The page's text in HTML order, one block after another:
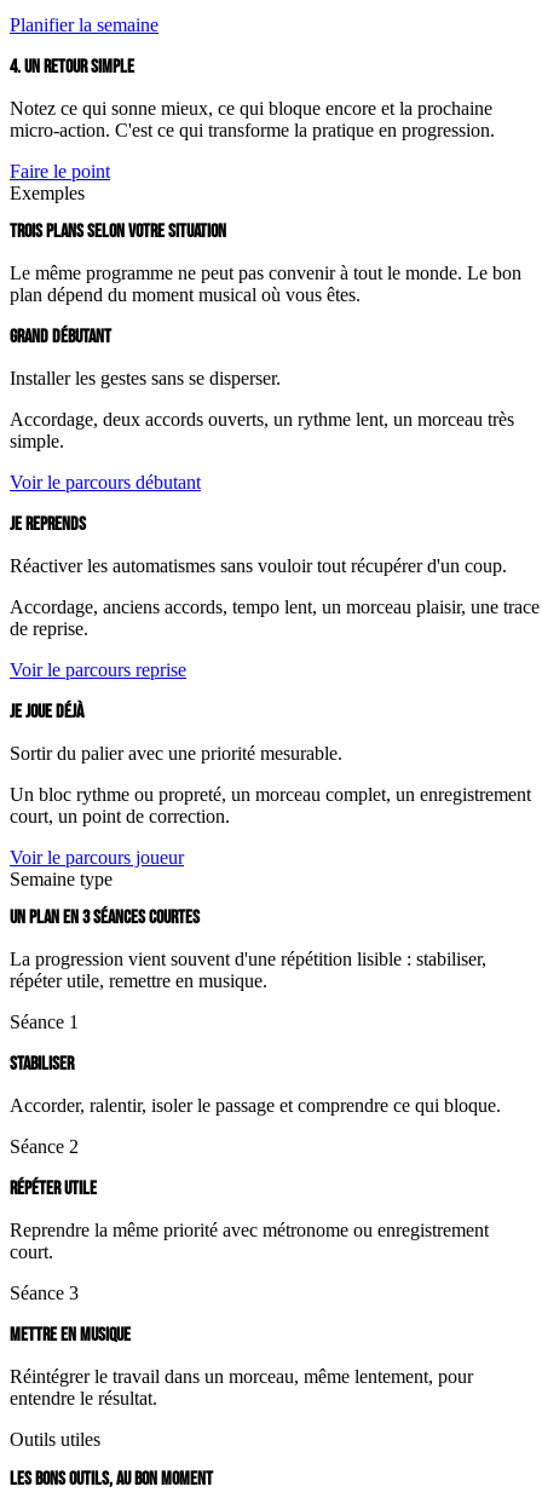
Planifier la semaine
4. UN RETOUR SIMPLE
Notez ce qui sonne mieux, ce qui bloque encore et la prochaine
micro-action. C'est ce qui transforme la pratique en progression.
Faire le point
Exemples
TROIS PLANS SELON VOTRE SITUATION
Le même programme ne peut pas convenir à tout le monde. Le bon
plan dépend du moment musical où vous êtes.
GRAND DÉBUTANT
Installer les gestes sans se disperser.
Accordage, deux accords ouverts, un rythme lent, un morceau très
simple.
Voir le parcours débutant
JE REPRENDS
Réactiver les automatismes sans vouloir tout récupérer d'un coup.
Accordage, anciens accords, tempo lent, un morceau plaisir, une trace
de reprise.
Voir le parcours reprise
JE JOUE DÉJÀ
Sortir du palier avec une priorité mesurable.
Un bloc rythme ou propreté, un morceau complet, un enregistrement
court, un point de correction.
Voir le parcours joueur
Semaine type
UN PLAN EN 3 SÉANCES COURTES
La progression vient souvent d'une répétition lisible : stabiliser,
répéter utile, remettre en musique.
Séance 1
STABILISER
Accorder, ralentir, isoler le passage et comprendre ce qui bloque.
Séance 2
RÉPÉTER UTILE
Reprendre la même priorité avec métronome ou enregistrement
court.
Séance 3
METTRE EN MUSIQUE
Réintégrer le travail dans un morceau, même lentement, pour
entendre le résultat.
Outils utiles
LES BONS OUTILS, AU BON MOMENT